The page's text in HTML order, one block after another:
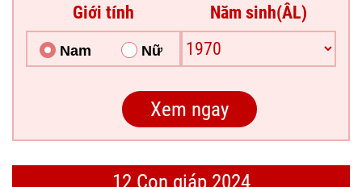
Giới tính
Nam Nữ
Năm sinh(ÂL)
12 Con giáp 2024